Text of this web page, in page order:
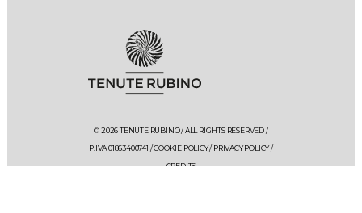
© 2026 TENUTE RUBINO / ALL RIGHTS RESERVED /
P.IVA 01863400741 /COOKIE POLICY/PRIVACY POLICY/
CREDITS